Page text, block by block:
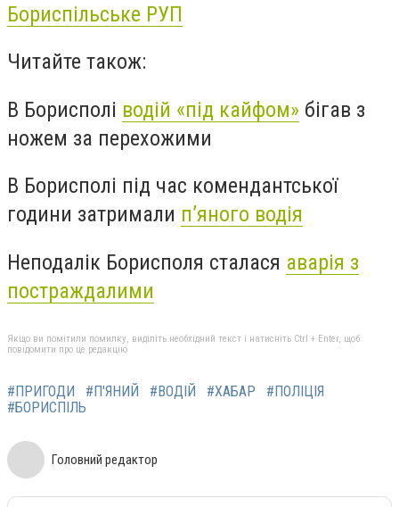
Бориспільське РУП
Читайте також:
В Борисполі водій «під кайфом» бігав з
ножем за перехожими
В Борисполі під час комендантської
години затримали п’яного водія
Неподалік Борисполя сталася аварія з
постраждалими
Якщо ви помітили помилку, виділіть необхідний текст і натисніть Ctrl + Enter, щоб
повідомити про це редакцію
#ПРИГОДИ #П'ЯНИЙ #ВОДІЙ #ХАБАР
#ПОЛІЦІЯ
#БОРИСПІЛЬ
Головний редактор